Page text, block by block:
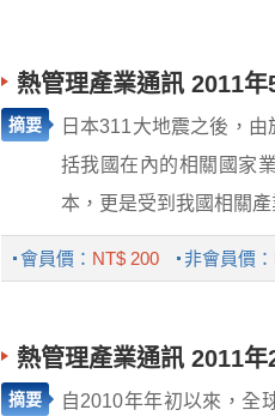
熱管理產業通訊 2011年
摘要
日本311大地震之後，
括我國在內的相關國家
本，更是受到我國相關
會員價： NT$ 200 非會員價：
熱管理產業通訊 2011年
摘要
自2010年年初以來，全